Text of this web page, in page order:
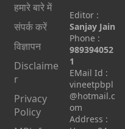
हमारे बारे में
संपर्क करें
विज्ञापन
Disclaime
r
Privacy
Policy
Editor :
Sanjay Jain
Phone :
989394052
1
EMail Id :
vineetpbpl
@hotmail.c
om
Address :